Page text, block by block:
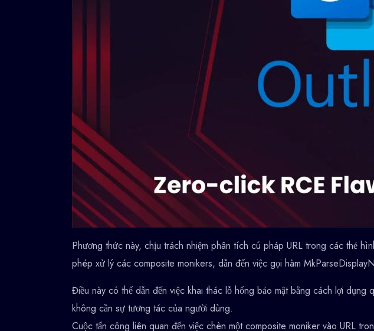
Phương thức này, chịu trách nhiệm phân tích cú pháp URL trong các thẻ
phép xử lý các composite monikers, dẫn đến việc gọi hàm
Điều này có thể dẫn đến việc khai thác lỗ hổng bảo mật bằng cách lợi
không cần sự tương tác của người dùng.
Cuộc tấn công liên quan đến việc chèn một composite moniker vào URL